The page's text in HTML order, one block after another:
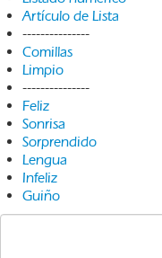
Artículo de Lista
---------------
Comillas
Limpio
---------------
Feliz
Sonrisa
Sorprendido
Lengua
Infeliz
Guiño